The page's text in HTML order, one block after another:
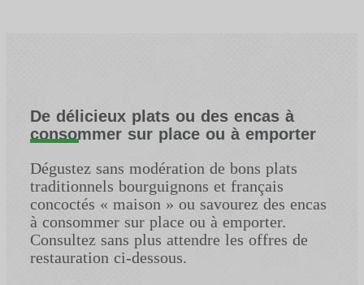
De délicieux plats ou des encas à
consommer sur place ou à emporter
Dégustez sans modération de bons plats
traditionnels bourguignons et français
concoctés « maison » ou savourez des encas
à consommer sur place ou à emporter.
Consultez sans plus attendre les offres de
restauration ci-dessous.